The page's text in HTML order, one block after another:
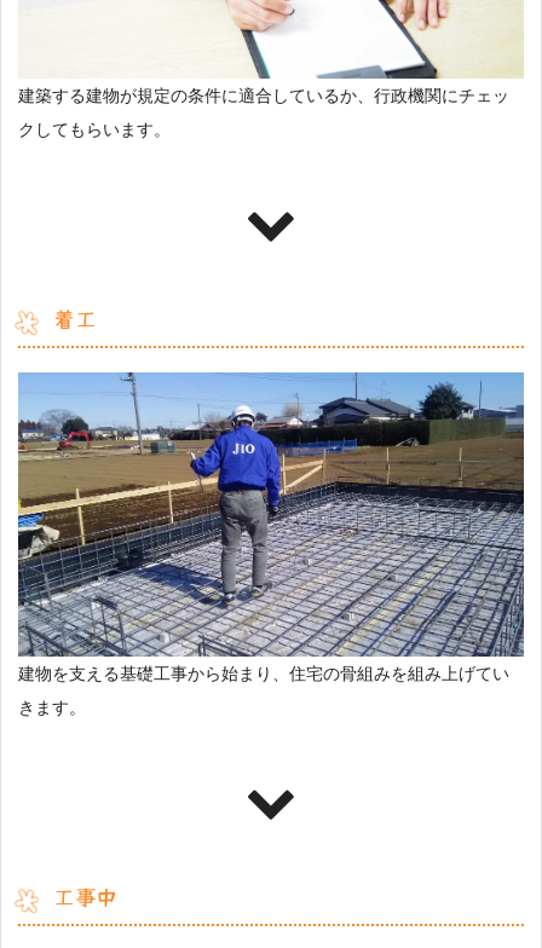
建築する建物が規定の条件に適合しているか、行政機関にチェッ
クしてもらいます。
着工
建物を支える基礎工事から始まり、住宅の骨組みを組み上げてい
きます。
工事中